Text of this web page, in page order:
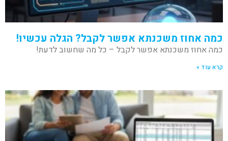
כמה אחוז משכנתא אפשר לקבל? הגלה עכשיו!
כמה אחוז משכנתא אפשר לקבל – כל מה שחשוב לדעת!
קרא עוד »